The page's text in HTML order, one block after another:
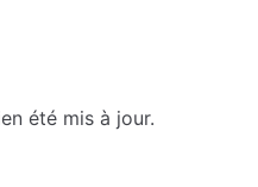
été mis à jour.